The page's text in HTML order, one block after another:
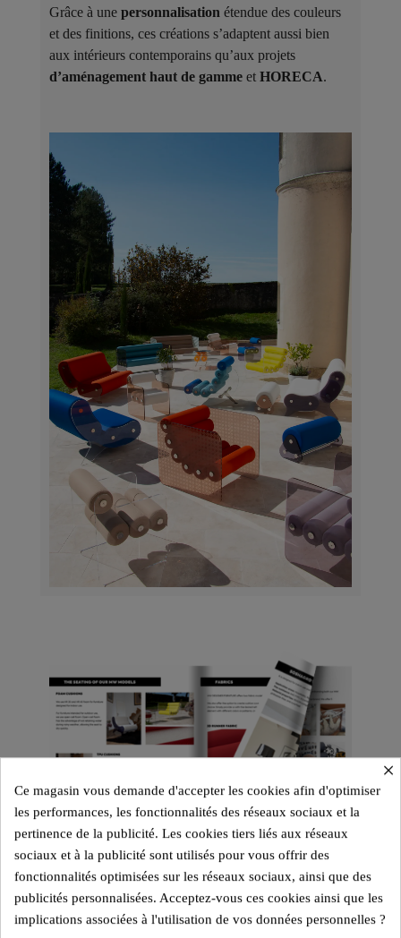
Grâce à une personnalisation étendue des couleurs
et des finitions, ces créations s’adaptent aussi bien
aux intérieurs contemporains qu’aux projets
d’aménagement haut de gamme et HORECA.
×
Ce magasin vous demande d'accepter les cookies afin d'optimiser
les performances, les fonctionnalités des réseaux sociaux et la
pertinence de la publicité. Les cookies tiers liés aux réseaux
sociaux et à la publicité sont utilisés pour vous offrir des
fonctionnalités optimisées sur les réseaux sociaux, ainsi que des
publicités personnalisées. Acceptez-vous ces cookies ainsi que les
implications associées à l'utilisation de vos données personnelles ?